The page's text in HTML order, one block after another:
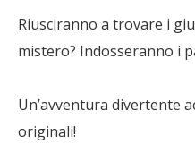
Riusciranno a trovare i
mistero? Indosseranno i
Un’avventura divertente
originali!